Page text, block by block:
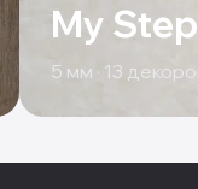
My
5 мм · 13